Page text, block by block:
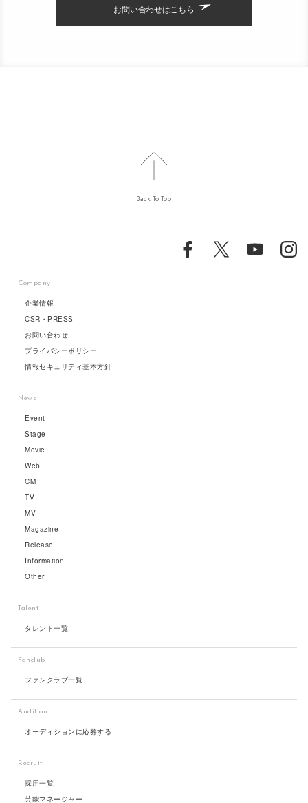
お問い合わせはこちら
Back To Top
Company
企業情報
CSR・PRESS
お問い合わせ
プライバシーポリシー
情報セキュリティ基本方針
News
Event
Stage
Movie
Web
CM
TV
MV
Magazine
Release
Information
Other
Talent
タレント一覧
Fanclub
ファンクラブ一覧
Audition
オーディションに応募する
Recruit
採用一覧
芸能マネージャー